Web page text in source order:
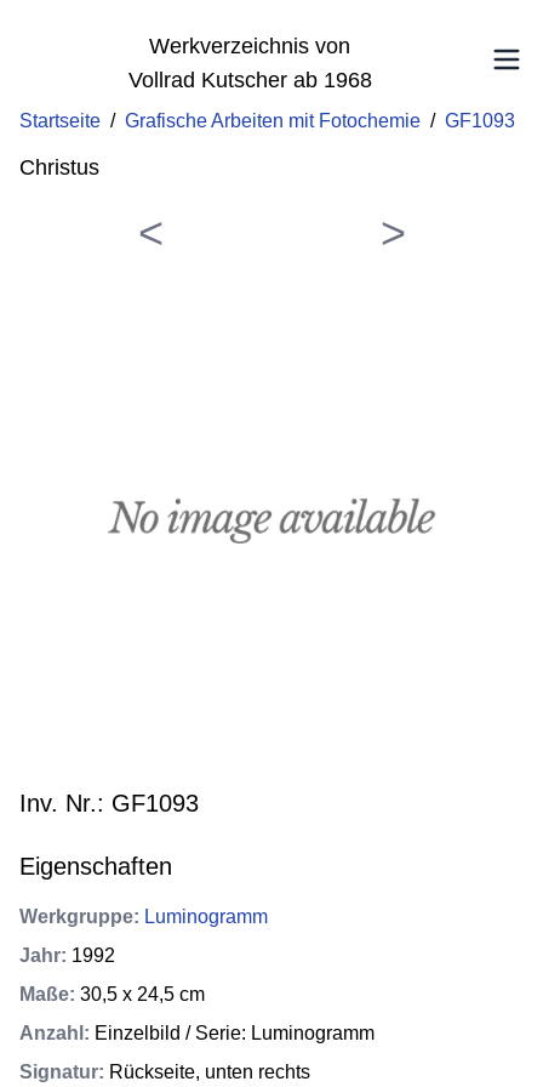
Werkverzeichnis von
Vollrad Kutscher ab 1968
Startseite / Grafische Arbeiten mit Fotochemie / GF1093
Christus
Inv. Nr.: GF1093
Eigenschaften
Werkgruppe: Luminogramm
Jahr: 1992
Maße: 30,5 x 24,5 cm
Anzahl : Einzelbild / Serie: Luminogramm
Signatur: Rückseite, unten rechts
< >